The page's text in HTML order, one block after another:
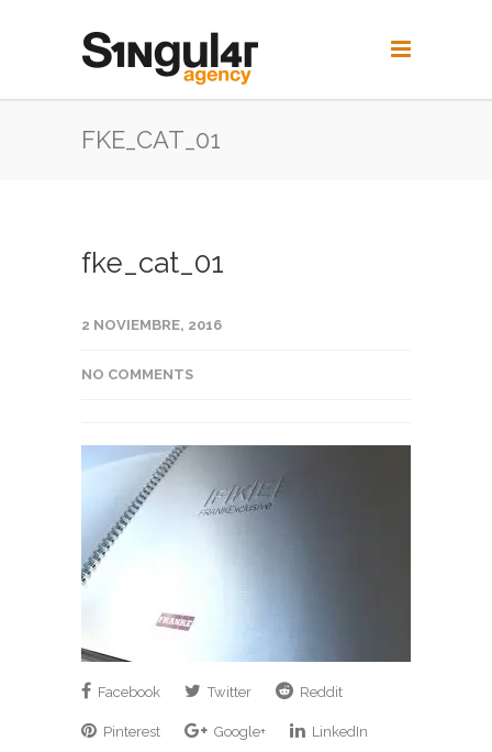
FKE_CAT_01
fke_cat_01
2 NOVIEMBRE, 2016
NO COMMENTS
Facebook Twitter Reddit
Pinterest Google+ LinkedIn